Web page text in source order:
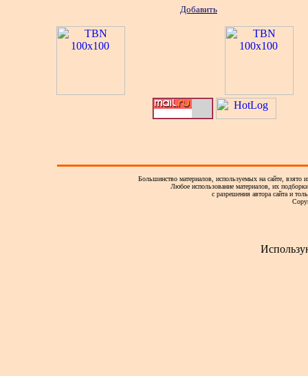
Добавить
Большинство материалов, используемых на сайте, взято
Любое использование материалов, их
с разрешения автора сайта и